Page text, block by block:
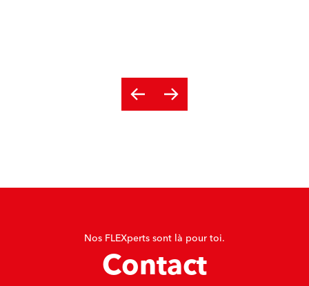
Nos FLEXperts sont là pour toi.
Contact